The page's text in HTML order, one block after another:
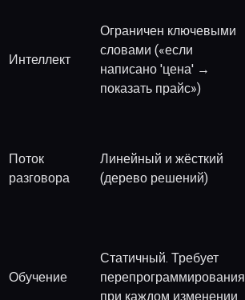
Интеллект
Ограничен ключевыми
словами («если
написано 'цена' →
показать прайс»)
Поток
разговора
Линейный и жёсткий
(дерево решений)
Обучение
Статичный. Требует
перепрограммирования